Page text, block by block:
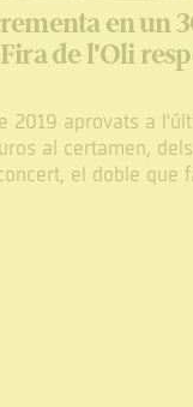
en un
de l'Oli
2019 aprovats a
al certamen,
el doble que